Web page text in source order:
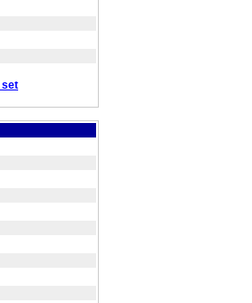
set